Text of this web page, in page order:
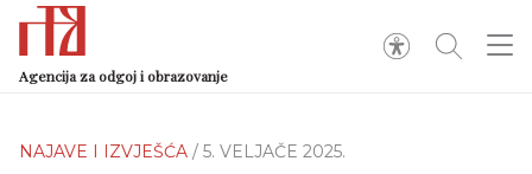
Agencija za odgoj i obrazovanje
NAJAVE I IZVJEŠĆA / 5. VELJAČE 2025.